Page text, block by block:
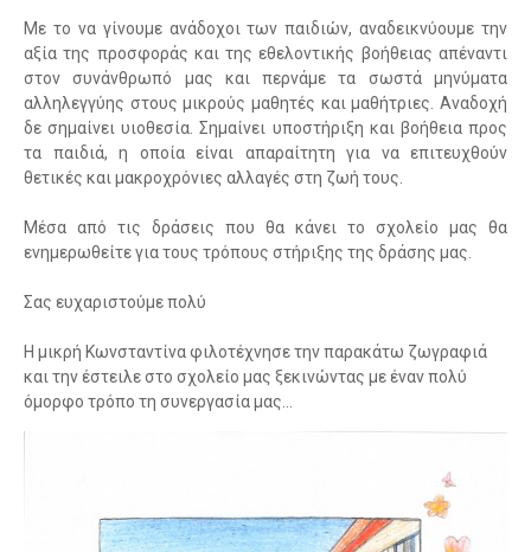
Με το να γίνουμε ανάδοχοι των παιδιών, αναδεικνύουμε την
αξία της προσφοράς και της εθελοντικής βοήθειας απέναντι
στον συνάνθρωπό μας και περνάμε τα σωστά μηνύματα
αλληλεγγύης στους μικρούς μαθητές και μαθήτριες. Αναδοχή
δε σημαίνει υιοθεσία. Σημαίνει υποστήριξη και βοήθεια προς
τα παιδιά, η οποία είναι απαραίτητη για να επιτευχθούν
θετικές και μακροχρόνιες αλλαγές στη ζωή τους.
Μέσα από τις δράσεις που θα κάνει το σχολείο μας θα
ενημερωθείτε για τους τρόπους στήριξης της δράσης μας.
Σας ευχαριστούμε πολύ
Η μικρή Κωνσταντίνα φιλοτέχνησε την παρακάτω ζωγραφιά
και την έστειλε στο σχολείο μας ξεκινώντας με έναν πολύ
όμορφο τρόπο τη συνεργασία μας…